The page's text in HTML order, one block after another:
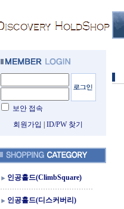
보안 접속
회원가입
ID/PW 찾기
인공홀드(ClimbSquare)
인공홀드(디스커버리)